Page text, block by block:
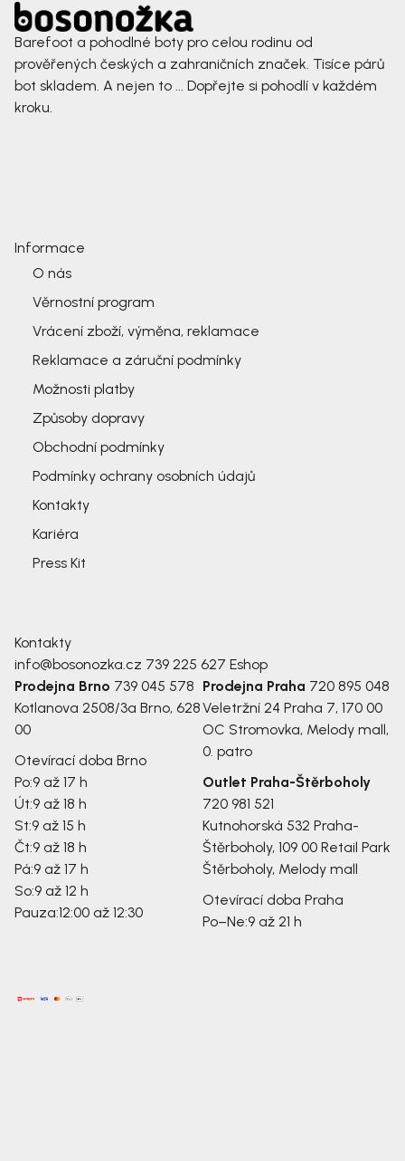
Barefoot a pohodlné boty pro celou rodinu od
prověřených českých a zahraničních značek. Tisíce párů
bot skladem. A nejen to ... Dopřejte si pohodlí v každém
kroku.
Informace
O nás
Věrnostní program
Vrácení zboží, výměna, reklamace
Reklamace a záruční podmínky
Možnosti platby
Způsoby dopravy
Obchodní podmínky
Podmínky ochrany osobních údajů
Kontakty
Kariéra
Press Kit
Kontakty
info@bosonozka.cz 739 225 627 Eshop
Prodejna Brno 739 045 578
Kotlanova 2508/3a Brno, 628
00
Otevírací doba Brno
Po:9 až 17 h
Út:9 až 18 h
St:9 až 15 h
Čt:9 až 18 h
Pá:9 až 17 h
So:9 až 12 h
Pauza:12:00 až 12:30
Prodejna Praha 720 895 048
Veletržní 24 Praha 7, 170 00
OC Stromovka, Melody mall,
0. patro
Outlet Praha-Štěrboholy
720 981 521
Kutnohorská 532 Praha-
Štěrboholy, 109 00 Retail Park
Štěrboholy, Melody mall
Otevírací doba Praha
Po–Ne:9 až 21 h